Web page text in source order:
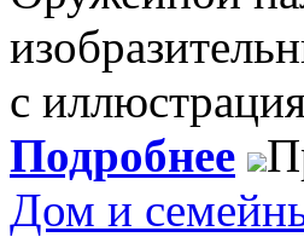
с
Подробнее
Дом и